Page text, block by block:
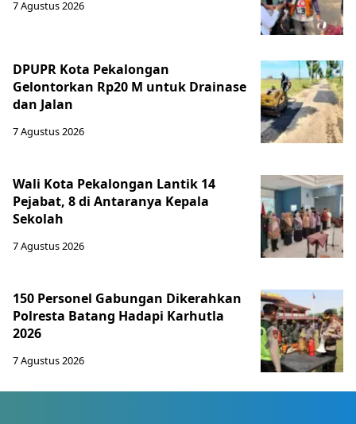
7 Agustus 2026
DPUPR Kota Pekalongan
Gelontorkan Rp20 M untuk Drainase
dan Jalan
7 Agustus 2026
Wali Kota Pekalongan Lantik 14
Pejabat, 8 di Antaranya Kepala
Sekolah
7 Agustus 2026
150 Personel Gabungan Dikerahkan
Polresta Batang Hadapi Karhutla
2026
7 Agustus 2026